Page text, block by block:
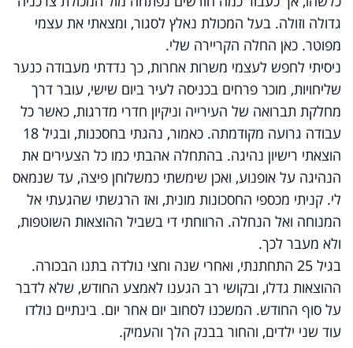
גדולה וזולה. בעל המכולת נאלץ לסגור, ומצאתי את עצמי
מפוטר. כאן החלה הקריירה שלי.
ניסיתי לחפש לעצמי משרות אחרות, כך נדדתי מעבודה כנער
שליחויות, מוכר פרחים בכניסה לעיר ביום שישי, עובר דרך
מחלקת תברואה של העירייה וניקיון חדרי מדרגות, כאשר כל
עבודה גרועה מקודמתה. כאמור, נהגתי בחסכנות, ובגיל 18
הוצאתי רישיון נהיגה. בהתחלה אהבתי כמו כל הצעירים את
הנהיגה על אופנוע, ואכן שימשתי כמשלוחן פיצה, עד שנמאס
לי. קניתי מכספי החסכונות מונית, ואז הרגשתי שהגעתי אל
המנוחה ואל הנחלה. הרווחתי די בשביל ההוצאות השוטפות,
ולא מעבר לכך.
בגיל 25 התחתנתי, ואחרי שנה וחצי נולדה בתנו הבכורה.
ההוצאות גדלו, ובקושי רב הגענו לאמצע החודש, שלא לדבר
על סוף החודש. המשכנו לסחוב יום אחר יום. בינתיים נולדו
עוד שני ילדים, והחור בבנק הלך והעמיק.